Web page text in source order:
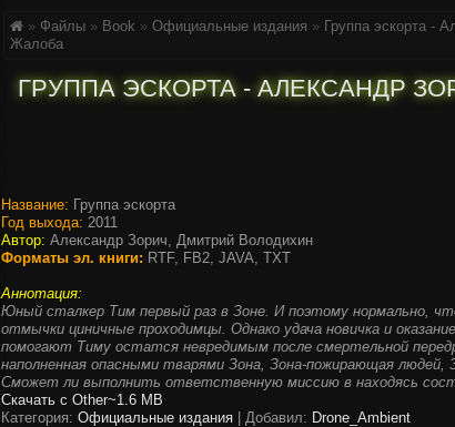
» Файлы » Book » Официальные издания » Группа эскорта -
Жалоба
ГРУППА ЭСКОРТА - АЛЕКСАНДР
Название: Группа эскорта
Год выхода: 2011
Автор: Александр Зорич, Дмитрий Володихин
Форматы эл. книги: RTF, FB2, JAVA, TXT
Аннотация:
Юный сталкер Тим первый раз в Зоне. И поэтому нормально,
отмычки циничные проходимцы. Однако удача новичка и
помогают Тиму остатся невредимым после смертельной
наполненная опасными тварями Зона, Зона-пожирающая
Сможет ли выполнить ответственную миссию в находясь
Скачать с Other~1.6 MB
Категория: Официальные издания | Добавил: Drone_Ambient